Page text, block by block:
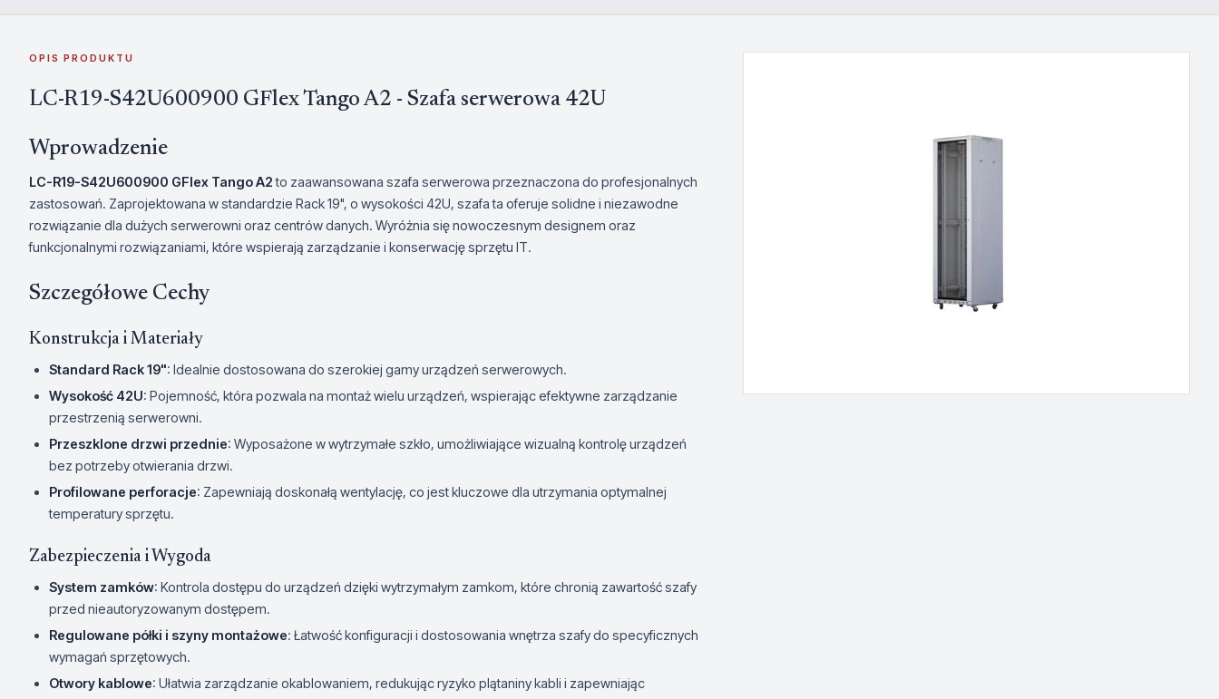
OPIS PRODUKTU
LC-R19-S42U600900 GFlex Tango A2 - Szafa serwerowa 42U
Wprowadzenie
LC-R19-S42U600900 GFlex Tango A2to zaawansowana szafa serwerowa przeznaczona do profesjonalnych
zastosowań. Zaprojektowana w standardzie Rack 19", o wysokości 42U, szafa ta oferuje solidne i niezawodne
rozwiązanie dla dużych serwerowni oraz centrów danych. Wyróżnia się nowoczesnym designem oraz
funkcjonalnymi rozwiązaniami, które wspierają zarządzanie i konserwację sprzętu IT.
Szczegółowe Cechy
Konstrukcja i Materiały
Standard Rack 19": Idealnie dostosowana do szerokiej gamy urządzeń serwerowych.
Wysokość 42U: Pojemność, która pozwala na montaż wielu urządzeń, wspierając efektywne zarządzanie
przestrzenią serwerowni.
Przeszklone drzwi przednie: Wyposażone w wytrzymałe szkło, umożliwiające wizualną kontrolę urządzeń
bez potrzeby otwierania drzwi.
Profilowane perforacje: Zapewniają doskonałą wentylację, co jest kluczowe dla utrzymania optymalnej
temperatury sprzętu.
Zabezpieczenia i Wygoda
System zamków: Kontrola dostępu do urządzeń dzięki wytrzymałym zamkom, które chronią zawartość szafy
przed nieautoryzowanym dostępem.
Regulowane półki i szyny montażowe: Łatwość konfiguracji i dostosowania wnętrza szafy do specyficznych
wymagań sprzętowych.
Otwory kablowe: Ułatwia zarządzanie okablowaniem, redukując ryzyko plątaniny kabli i zapewniając